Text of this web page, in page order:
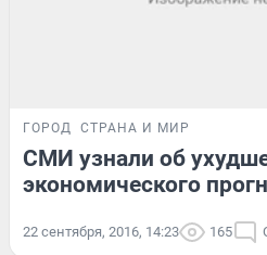
ГОРОД СТРАНА И МИР
СМИ узнали об
экономического
22 сентября, 2016, 14:23 165